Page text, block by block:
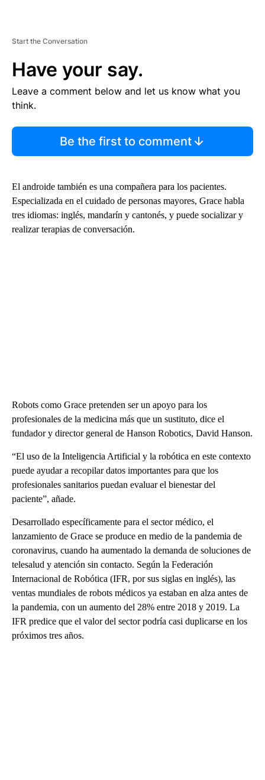
Start the Conversation
Have your say.
Leave a comment below and let us know what you
think.
Be the first to comment
El androide también es una compañera para los pacientes.
Especializada en el cuidado de personas mayores, Grace habla
tres idiomas: inglés, mandarín y cantonés, y puede socializar y
realizar terapias de conversación.
Robots como Grace pretenden ser un apoyo para los
profesionales de la medicina más que un sustituto, dice el
fundador y director general de Hanson Robotics, David Hanson.
“El uso de la Inteligencia Artificial y la robótica en este contexto
puede ayudar a recopilar datos importantes para que los
profesionales sanitarios puedan evaluar el bienestar del
paciente”, añade.
Desarrollado específicamente para el sector médico, el
lanzamiento de Grace se produce en medio de la pandemia de
coronavirus, cuando ha aumentado la demanda de soluciones de
telesalud y atención sin contacto. Según la Federación
Internacional de Robótica (IFR, por sus siglas en inglés), las
ventas mundiales de robots médicos ya estaban en alza antes de
la pandemia, con un aumento del 28% entre 2018 y 2019. La
IFR predice que el valor del sector podría casi duplicarse en los
próximos tres años.